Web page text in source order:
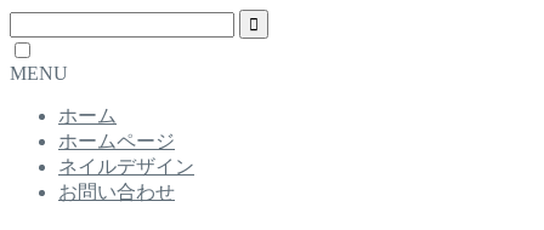
MENU
ホーム
ホームページ
ネイルデザイン
お問い合わせ